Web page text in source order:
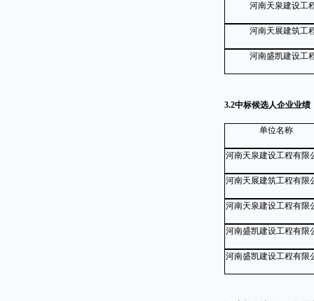
河南天泉建设工
河南天展建筑工
河南盛凯建设工
3.2中标候选人企业业绩
单位名称
河南天泉建设工程有限
河南天展建筑工程有限
河南天泉建设工程有限
河南盛凯建设工程有限
河南盛凯建设工程有限